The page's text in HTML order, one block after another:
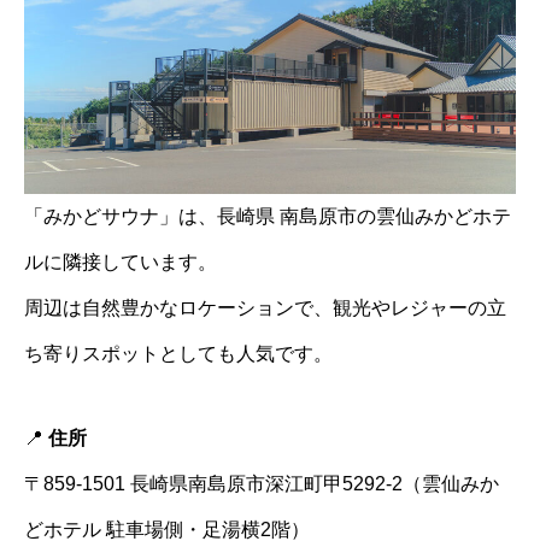
「みかどサウナ」は、長崎県 南島原市の雲仙みかどホテ
ルに隣接しています。
周辺は自然豊かなロケーションで、観光やレジャーの立
ち寄りスポットとしても人気です。
📍 住所
〒859-1501 長崎県南島原市深江町甲5292-2（雲仙みか
どホテル 駐車場側・足湯横2階）